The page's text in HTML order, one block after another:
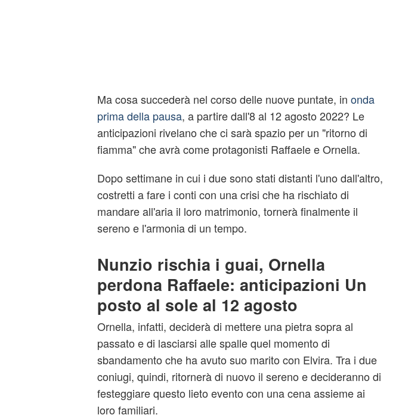
Ma cosa succederà nel corso delle nuove puntate, in onda
prima della pausa, a partire dall'8 al 12 agosto 2022? Le
anticipazioni rivelano che ci sarà spazio per un "ritorno di
fiamma" che avrà come protagonisti Raffaele e Ornella.
Dopo settimane in cui i due sono stati distanti l'uno dall'altro,
costretti a fare i conti con una crisi che ha rischiato di
mandare all'aria il loro matrimonio, tornerà finalmente il
sereno e l'armonia di un tempo.
Nunzio rischia i guai, Ornella
perdona Raffaele: anticipazioni Un
posto al sole al 12 agosto
Ornella, infatti, deciderà di mettere una pietra sopra al
passato e di lasciarsi alle spalle quel momento di
sbandamento che ha avuto suo marito con Elvira. Tra i due
coniugi, quindi, ritornerà di nuovo il sereno e decideranno di
festeggiare questo lieto evento con una cena assieme ai
loro familiari.